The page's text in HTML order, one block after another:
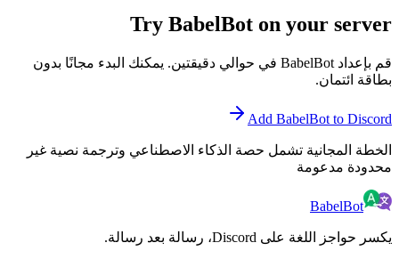
Try BabelBot on your server
قم بإعداد BabelBot في حوالي دقيقتين. يمكنك البدء مجانًا بدون
بطاقة ائتمان.
Add BabelBot to Discord
الخطة المجانية تشمل حصة الذكاء الاصطناعي وترجمة نصية غير
محدودة مدعومة
BabelBot
يكسر حواجز اللغة على Discord، رسالة بعد رسالة.